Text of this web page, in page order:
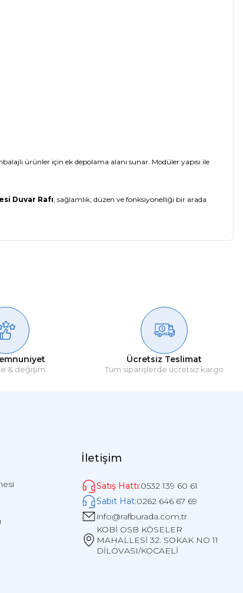
ürünler için ek depolama alanı sunar. Modüler yapısı ile
Duvar Rafı; sağlamlık, düzen ve fonksiyonelliği bir arada
& değişim
Ücretsiz Teslimat
Tüm siparişlerde ücretsiz kargo
İletişim
Satış Hattı:0532 139 60 61
Sabit Hat:0262 646 67 69
info@rafburada.com.tr
KOBİ OSB KÖSELER
MAHALLESİ 32. SOKAK NO 11
DİLOVASI/KOCAELİ